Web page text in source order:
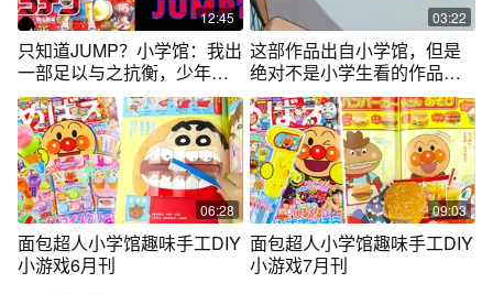
12:45
只知道JUMP？小学馆：我出
一部足以与之抗衡，少年
SUDAY
03:22
这部作品出自小学馆，但是
绝对不是小学生看的作品，
童年阴影啊
06:28
面包超人小学馆趣味手工DIY
小游戏6月刊
09:03
面包超人小学馆趣味手工DIY
小游戏7月刊